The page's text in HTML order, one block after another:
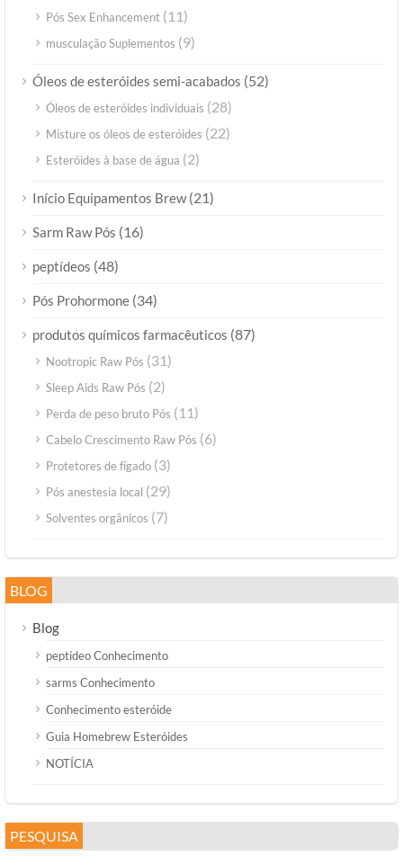
Pós Sex Enhancement (11)
musculação Suplementos (9)
Óleos de esteróides semi-acabados (52)
Óleos de esteróides individuais (28)
Misture os óleos de esteróides (22)
Esteróides à base de água (2)
Início Equipamentos Brew(21)
Sarm Raw Pós (16)
peptídeos (48)
Pós Prohormone (34)
produtos químicos farmacêuticos (87)
Nootropic Raw Pós (31)
Sleep Aids Raw Pós (2)
Perda de peso bruto Pós (11)
Cabelo Crescimento Raw Pós (6)
Protetores de fígado (3)
Pós anestesia local (29)
Solventes orgânicos (7)
BLOG
Blog
peptídeo Conhecimento
sarms Conhecimento
Conhecimento esteróide
Guia Homebrew Esteróides
NOTÍCIA
PESQUISA